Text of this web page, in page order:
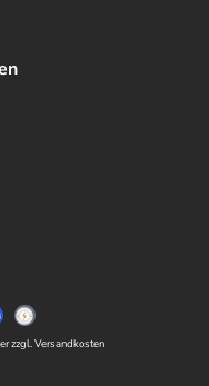
zzgl. Versandkosten